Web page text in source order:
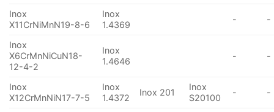
Inox
X11CrNiMnN19-8-6
Inox
1.4369
- -
Inox
X6CrMnNiCuN18-
12-4-2
Inox
1.4646
- -
Inox
X12CrMnNiN17-7-5
Inox
1.4372
Inox 201
Inox
S20100
- -